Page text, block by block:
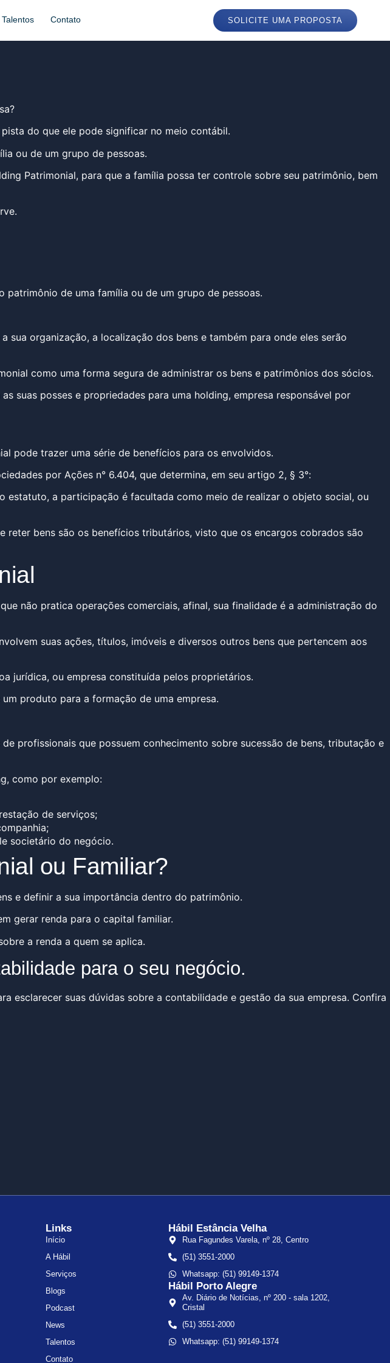
Talentos Contato SOLICITE UMA PROPOSTA
do que ele pode significar no meio contábil.
ou de um grupo de pessoas.
Patrimonial, para que a família possa ter controle sobre seu patrimônio, bem
de uma família ou de um grupo de pessoas.
sua organização, a localização dos bens e também para onde eles serão
como uma forma segura de administrar os bens e patrimônios dos sócios.
suas posses e propriedades para uma holding, empresa responsável por
pode trazer uma série de benefícios para os envolvidos.
por Ações n° 6.404, que determina, em seu artigo 2, § 3°:
estatuto, a participação é facultada como meio de realizar o objeto social, ou
bens são os benefícios tributários, visto que os encargos cobrados são
não pratica operações comerciais, afinal, sua finalidade é a administração do
suas ações, títulos, imóveis e diversos outros bens que pertencem aos
jurídica, ou empresa constituída pelos proprietários.
produto para a formação de uma empresa.
profissionais que possuem conhecimento sobre sucessão de bens, tributação e
como por exemplo:
de serviços;
societário do negócio.
ou Familiar?
e definir a sua importância dentro do patrimônio.
gerar renda para o capital familiar.
a renda a quem se aplica.
para o seu negócio.
esclarecer suas dúvidas sobre a contabilidade e gestão da sua empresa. Confira
Links
Início
A Hábil
Serviços
Blogs
Podcast
News
Talentos
Contato
Hábil Estância Velha
Rua Fagundes Varela, nº 28, Centro
(51) 3551-2000
Whatsapp: (51) 99149-1374
Hábil Porto Alegre
Av. Diário de Notícias, nº 200 - sala 1202,
Cristal
(51) 3551-2000
Whatsapp: (51) 99149-1374